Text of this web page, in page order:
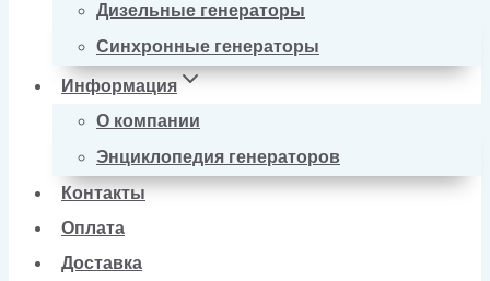
Дизельные генераторы
Синхронные генераторы
Информация
О компании
Энциклопедия генераторов
Контакты
Оплата
Доставка